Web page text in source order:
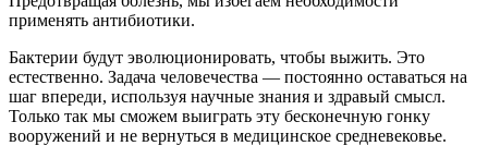
применять антибиотики.
Бактерии будут эволюционировать, чтобы выжить. Это
естественно. Задача человечества — постоянно оставаться на
шаг впереди, используя научные знания и здравый смысл.
Только так мы сможем выиграть эту бесконечную гонку
вооружений и не вернуться в медицинское средневековье.